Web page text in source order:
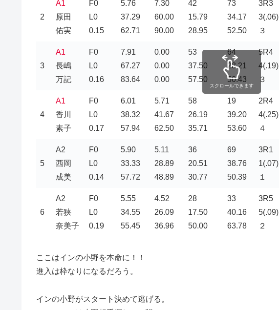
2
A1
原田
佑実
F0
L0
0.15
5.76
37.29
62.71
7.30
60.00
90.00
42
15.79
28.95
73
34.17
52.50
3R3
3(.06)
３
3
A1
長嶋
万記
F0
L0
0.16
7.91
67.27
83.64
0.00
0.00
0.00
53
37.50
57.50
64
28.21
50.43
5R4
4(.19)
３
4
A1
香川
素子
F0
L0
0.17
6.01
38.32
57.94
5.71
41.67
62.50
58
26.19
35.71
19
39.20
53.60
2R4
4(.25)
４
5
A2
西岡
成美
F0
L0
0.14
5.90
33.33
57.72
5.11
28.89
48.89
36
20.51
30.77
69
38.76
50.39
3R1
1(.07)
１
6
A2
若狭
奈美子
F0
L0
0.19
5.55
34.55
55.45
4.52
26.09
36.96
28
17.50
50.00
33
40.16
63.78
3R5
5(.09)
２
スクロールできます
ここはインの小野を本命に！！
進入は枠なりになるだろう。
インの小野がスタート決めて逃げる。